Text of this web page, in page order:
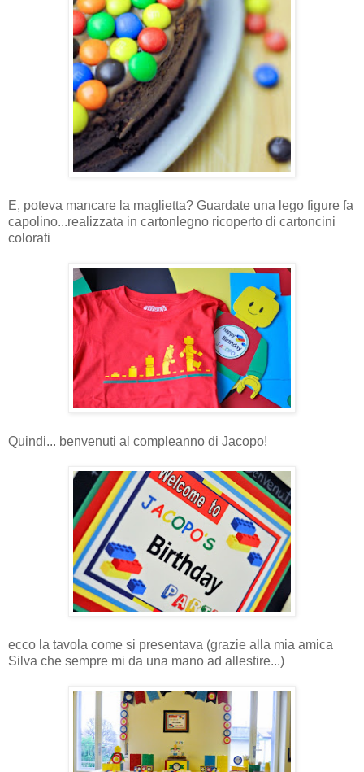
E, poteva mancare la maglietta? Guardate una lego figure fa
capolino...realizzata in cartonlegno ricoperto di cartoncini
colorati
Quindi... benvenuti al compleanno di Jacopo!
ecco la tavola come si presentava (grazie alla mia amica
Silva che sempre mi da una mano ad allestire...)